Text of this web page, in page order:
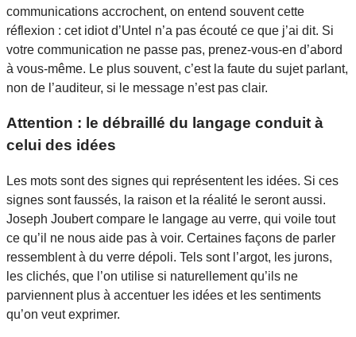
communications accrochent, on entend souvent cette
réflexion : cet idiot d’Untel n’a pas écouté ce que j’ai dit. Si
votre communication ne passe pas, prenez-vous-en d’abord
à vous-même. Le plus souvent, c’est la faute du sujet parlant,
non de l’auditeur, si le message n’est pas clair.
Attention : le débraillé du langage conduit à
celui des idées
Les mots sont des signes qui représentent les idées. Si ces
signes sont faussés, la raison et la réalité le seront aussi.
Joseph Joubert compare le langage au verre, qui voile tout
ce qu’il ne nous aide pas à voir. Certaines façons de parler
ressemblent à du verre dépoli. Tels sont l’argot, les jurons,
les clichés, que l’on utilise si naturellement qu’ils ne
parviennent plus à accentuer les idées et les sentiments
qu’on veut exprimer.